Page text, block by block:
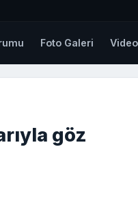
Foto Galeri Video
göz